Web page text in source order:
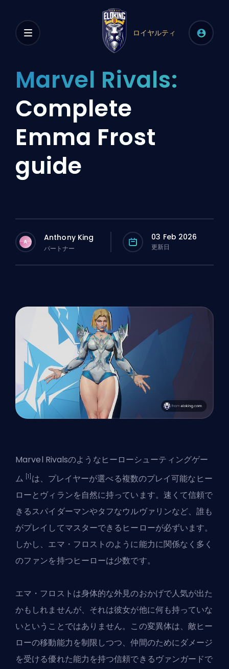
ロイヤルティ
Marvel Rivals:
Complete
Emma Frost
guide
A Anthony King
パートナー
03 Feb 2026
更新日
Marvel Rivalsのようなヒーローシューティングゲー
ム [1] は、プレイヤーが選べる複数のプレイ可能なヒー
ローとヴィランを自然に持っています。速くて信頼で
きるスパイダーマンやタフなウルヴァリンなど、誰も
がプレイしてマスターできるヒーローが必ずいます。
しかし、エマ・フロストのように能力に関係なく多く
のファンを持つヒーローは少数です。
エマ・フロストは身体的な外見のおかげで人気が出た
かもしれませんが、それは彼女が他に何も持っていな
いということではありません。この変異体は、敵ヒー
ローの移動能力を制限しつつ、仲間のためにダメージ
を受ける優れた能力を持つ信頼できるヴァンガードで